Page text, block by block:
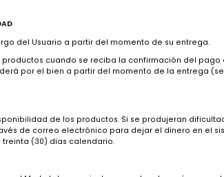
en el valor del producto. En caso de
no se realizan por el mismo colaborador.
mismo día de la entrega o al día siguiente
datos de contacto y domicilio.
la entrega del pedido, TUGÓ se
procederá con la anulación de la compra y